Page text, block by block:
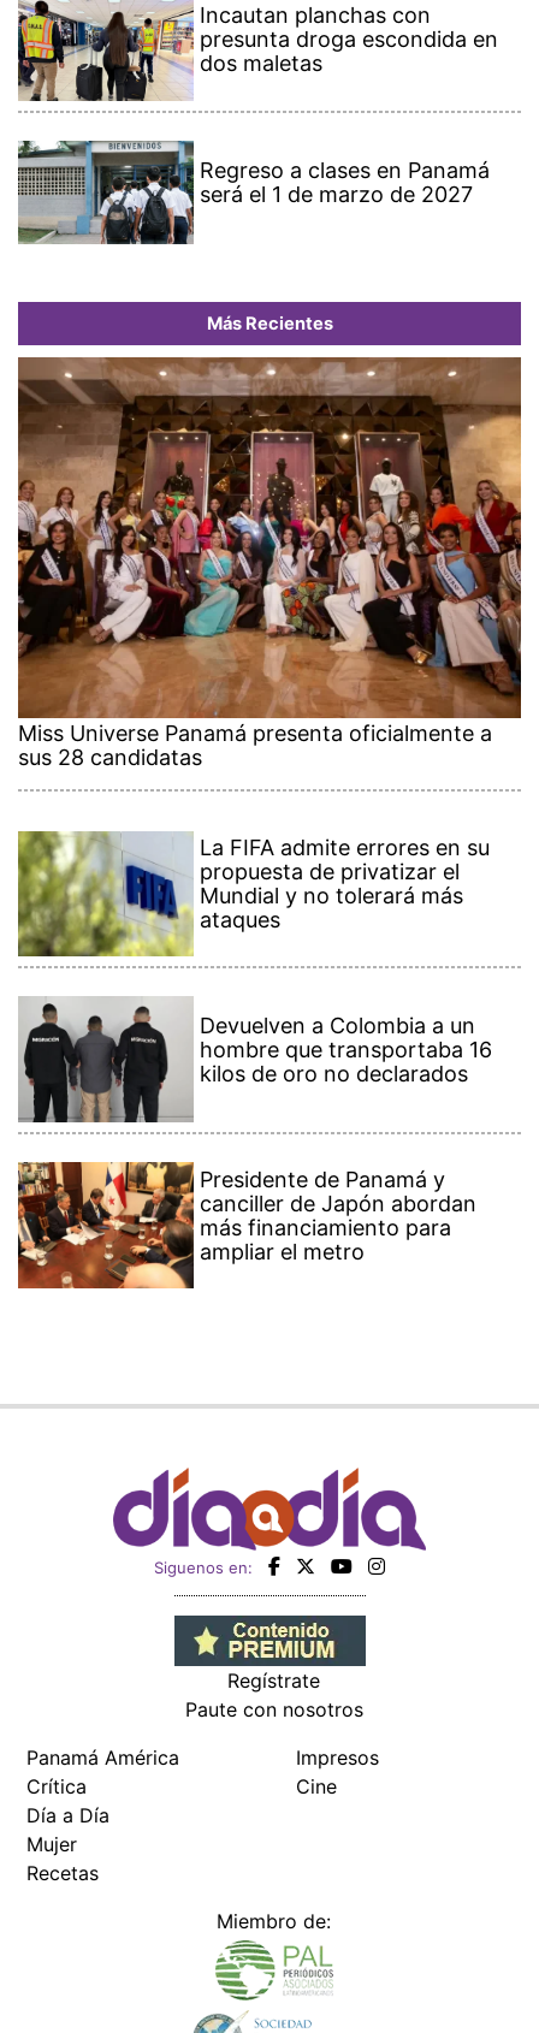
Incautan planchas con
presunta droga escondida en
dos maletas
Regreso a clases en Panamá
será el 1 de marzo de 2027
Más Recientes
Miss Universe Panamá presenta oficialmente a
sus 28 candidatas
La FIFA admite errores en su
propuesta de privatizar el
Mundial y no tolerará más
ataques
Devuelven a Colombia a un
hombre que transportaba 16
kilos de oro no declarados
Presidente de Panamá y
canciller de Japón abordan
más financiamiento para
ampliar el metro
Siguenos en:
Regístrate
Paute con nosotros
Panamá América
Crítica
Día a Día
Mujer
Recetas
Impresos
Cine
Miembro de: